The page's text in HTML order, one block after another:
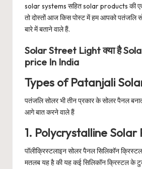
solar systems सहित solar products की एक
तो दोस्तों आज किस पोस्ट में हम आपको पतंजलि
बारे में बताने वाले हैं.
Solar Street Light क्या है
price In India
Types of Patanjali
पतंजलि सोलर भी तीन प्रकार के सोलर पैनल
आगे बात करने वाले हैं
1. Polycrystalline Solar
पॉलीक्रिस्टलाइन सोलर पैनल सिलिकॉन
मतलब यह है की यह कई सिलिकॉन क्रिस्टल के